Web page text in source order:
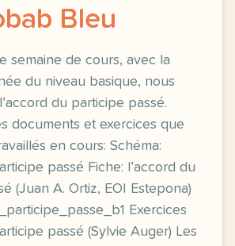
Bleu
semaine de cours, avec la
du niveau basique, nous
du participe passé.
documents et exercices que
en cours: Schéma:
passé Fiche: l’accord du
(Juan A. Ortiz, EOI Estepona)
Exercices
passé (Sylvie Auger) Les